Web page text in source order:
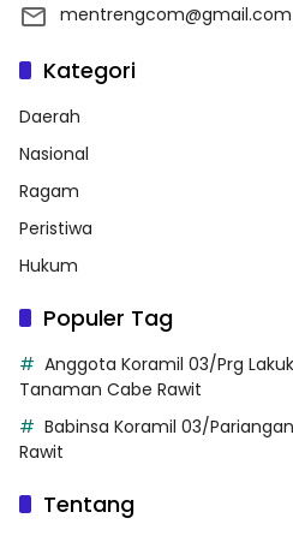
mentrengcom@gmail.com
Kategori
Daerah
Nasional
Ragam
Peristiwa
Hukum
Populer Tag
Anggota Koramil 03/Prg
Tanaman Cabe Rawit
Babinsa Koramil 03/
Rawit
Tentang